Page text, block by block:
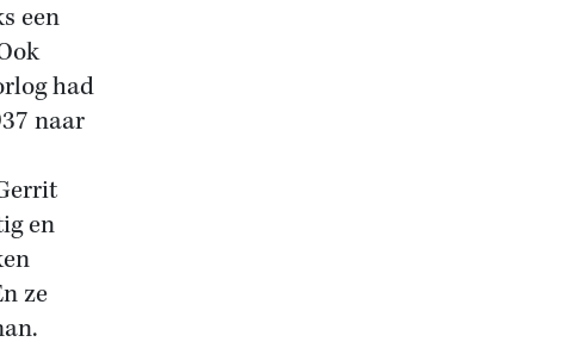
een
had
naar
en
ze